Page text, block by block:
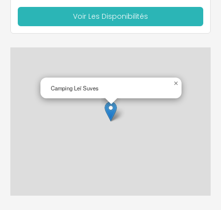
Voir Les Disponibilités
Camping Leï Suves
×